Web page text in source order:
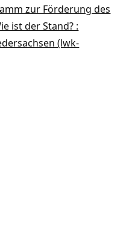
zur Förderung des
ist der Stand? :
(lwk-